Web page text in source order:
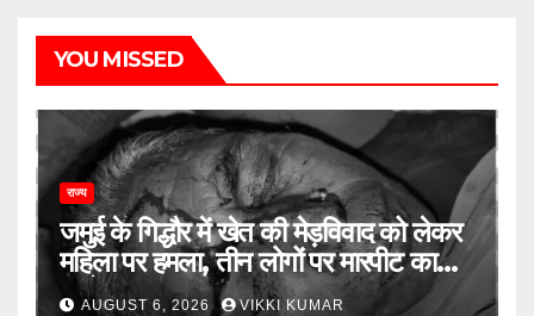
YOU MISSED
राज्य
जमुई के गिद्धौर में खेत की मेड़विवाद को लेकर
महिला पर हमला, तीन लोगों पर मारपीट का
आरोप
AUGUST 6, 2026 VIKKI KUMAR